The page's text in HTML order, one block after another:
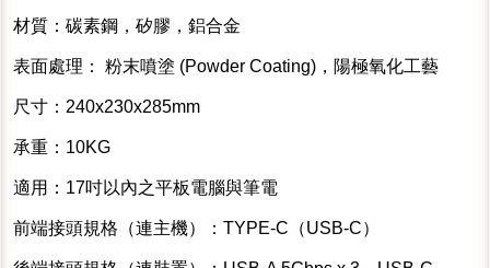
材質：碳素鋼，矽膠，鋁合金
表面處理： 粉末噴塗 (Powder Coating)，陽極氧化工藝
尺寸：240x230x285mm
承重：10KG
適用：17吋以內之平板電腦與筆電
前端接頭規格（連主機）：TYPE-C（USB-C）